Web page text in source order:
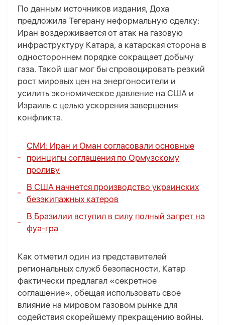
По данным источников издания, Доха
предложила Тегерану неформальную сделку:
Иран воздерживается от атак на газовую
инфраструктуру Катара, а катарская сторона в
одностороннем порядке сокращает добычу
газа. Такой шаг мог бы спровоцировать резкий
рост мировых цен на энергоносители и
усилить экономическое давление на США и
Израиль с целью ускорения завершения
конфликта.
СМИ: Иран и Оман согласовали основные
принципы соглашения по Ормузскому
проливу
В США начнется производство украинских
безэкипажных катеров
В Бразилии вступил в силу полный запрет на
фуа-гра
Как отметил один из представителей
региональных служб безопасности, Катар
фактически предлагал «секретное
соглашение», обещая использовать свое
влияние на мировом газовом рынке для
содействия скорейшему прекращению войны.